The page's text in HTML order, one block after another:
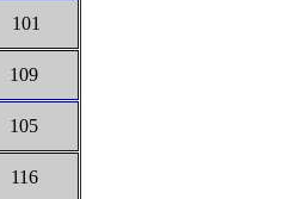
101
109
105
116